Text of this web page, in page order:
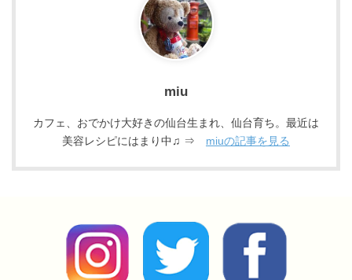
miu
カフェ、おでかけ大好きの仙台生まれ、仙台育ち。最近は
美容レシピにはまり中♫ ⇒ miuの記事を見る